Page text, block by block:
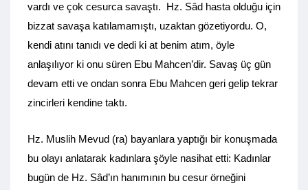
vardı ve çok cesurca savaştı. Hz. Sâd hasta olduğu için
bizzat savaşa katılamamıştı, uzaktan gözetiyordu. O,
kendi atını tanıdı ve dedi ki at benim atım, öyle
anlaşılıyor ki onu süren Ebu Mahcen’dir. Savaş üç gün
devam etti ve ondan sonra Ebu Mahcen geri gelip tekrar
zincirleri kendine taktı.
Hz. Muslih Mevud (ra) bayanlara yaptığı bir konuşmada
bu olayı anlatarak kadınlara şöyle nasihat etti: Kadınlar
bugün de Hz. Sâd’ın hanımının bu cesur örneğini